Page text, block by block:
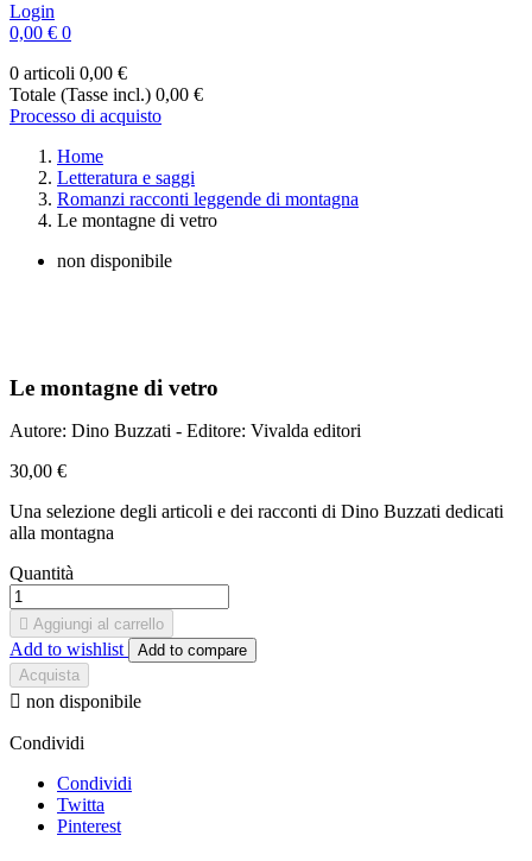
Login
0,00 € 0
0 articoli 0,00 €
Totale (Tasse incl.) 0,00 €
Processo di acquisto
Home
Letteratura e saggi
Romanzi racconti leggende di montagna
Le montagne di vetro
non disponibile
Le montagne di vetro
Autore: Dino Buzzati - Editore: Vivalda editori
30,00 €
Una selezione degli articoli e dei racconti di Dino Buzzati dedicati
alla montagna
Quantità
 Aggiungi al carrello
Add to wishlist
Add to compare
Acquista
 non disponibile
Condividi
Condividi
Twitta
Pinterest